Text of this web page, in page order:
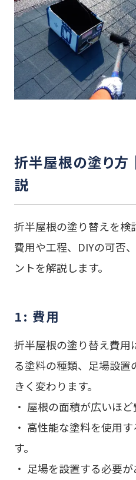
折半屋根の塗り方
説
折半屋根の塗り替えを検
費用や工程、DIYの可否
ントを解説します。
1: 費用
折半屋根の塗り替え費用
る塗料の種類、足場設置
きく変わります。
・ 屋根の面積が広いほ
・ 高性能な塗料を使用
す。
・ 足場を設置する必要